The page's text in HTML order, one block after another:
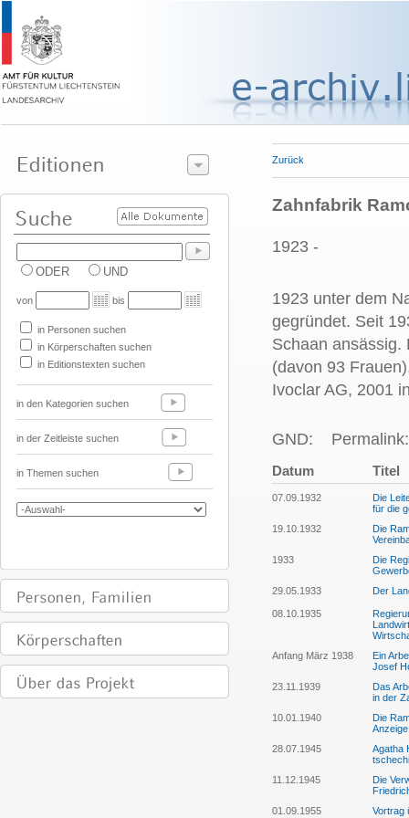
ODER UND
von bis
in Personen suchen
in Körperschaften suchen
in Editionstexten suchen
in den Kategorien suchen
in der Zeitleiste suchen
in Themen suchen
Zurück
Zahnfabrik
1923 -
1923 unter dem
gegründet. Seit
Schaan ansässig.
(davon 93
Ivoclar AG, 2001
GND:
Datum Titel
07.09.1932
Die
für die
19.10.1932
Die
1933
Die
29.05.1933
Der
08.10.1935
Anfang März 1938
Ein
Josef
23.11.1939
Das
in der
10.01.1940
Die
28.07.1945
Agatha
11.12.1945
Die
01.09.1955
Vortrag